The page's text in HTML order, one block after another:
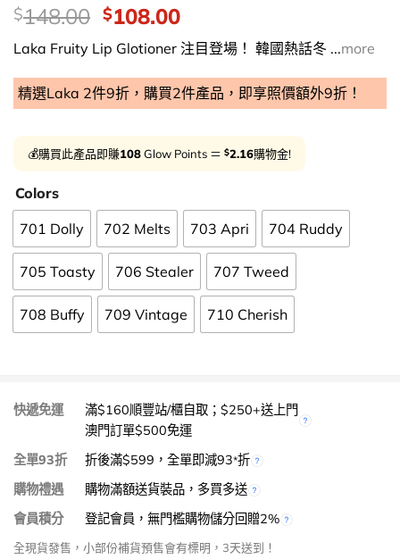
價
錢：
$148.00 Original
price
was:
$148.00.
$108.00Current
price
is:
$108.00.
Laka Fruity Lip Glotioner 注目登場！ 韓國熱話冬 ...more
精選Laka 2件9折，購買2件產品，即享照價額外9折！
💰購買此產品即賺108Glow Points ＝ $2.16購物金!
Colors
701 Dolly 702 Melts 703 Apri 704 Ruddy
705 Toasty 706 Stealer 707 Tweed
708 Buffy 709 Vintage 710 Cherish
快遞免運
滿$160順豐站/櫃自取；$250+送上門
澳門訂單$500免運
全單93折
折後滿$599，全單即減93*折
購物禮遇
購物滿額送貨裝品，多買多送
會員積分
登記會員，無門檻購物儲分回贈2%
全現貨發售，小部份補貨預售會有標明，3天送到！